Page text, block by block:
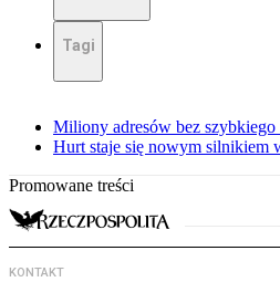
Tagi
Miliony adresów bez
Hurt staje się nowym silnikiem
Promowane treści
KONTAKT